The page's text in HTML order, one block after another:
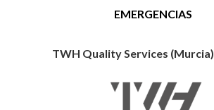
EMERGENCIAS
TWH Quality Services (Murcia)